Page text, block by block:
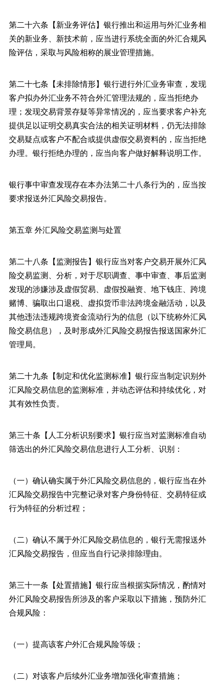
第二十六条【新业务评估】银行推出和运用与外汇业务相
关的新业务、新技术前，应当进行系统全面的外汇合规风
险评估，采取与风险相称的展业管理措施。
第二十七条【未排除情形】银行进行外汇业务审查，发现
客户拟办外汇业务不符合外汇管理法规的，应当拒绝办
理；发现交易背景存疑等异常情况的，应当要求客户补充
提供足以证明交易真实合法的相关证明材料，仍无法排除
交易疑点或客户不配合或提供虚假交易资料的，应当拒绝
办理。银行拒绝办理的，应当向客户做好解释说明工作。
银行事中审查发现存在本办法第二十八条行为的，应当按
要求报送外汇风险交易报告。
第五章 外汇风险交易监测与处置
第二十八条【监测报告】银行应当对客户交易开展外汇风
险交易监测、分析，对于尽职调查、事中审查、事后监测
发现的涉嫌涉及虚假贸易、虚假投融资、地下钱庄、跨境
赌博、骗取出口退税、虚拟货币非法跨境金融活动，以及
其他违法违规跨境资金流动行为的信息（以下统称外汇风
险交易信息），及时形成外汇风险交易报告报送国家外汇
管理局。
第二十九条【制定和优化监测标准】银行应当制定识别外
汇风险交易信息的监测标准，并动态评估和持续优化，对
其有效性负责。
第三十条【人工分析识别要求】银行应当对监测标准自动
筛选出的外汇风险交易信息进行人工分析、识别：
（一）确认确实属于外汇风险交易信息的，银行应当在外
汇风险交易报告中完整记录对客户身份特征、交易特征或
行为特征的分析过程；
（二）确认不属于外汇风险交易信息的，银行无需报送外
汇风险交易报告，但应当自行记录排除理由。
第三十一条【处置措施】银行应当根据实际情况，酌情对
外汇风险交易报告所涉及的客户采取以下措施，预防外汇
合规风险：
（一）提高该客户外汇合规风险等级；
（二）对该客户后续外汇业务增加强化审查措施；